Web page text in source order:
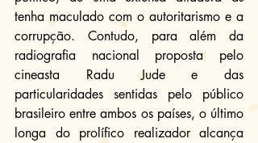
tenha maculado com o autoritarismo e a
corrupção. Contudo, para além da
radiografia nacional proposta pelo
cineasta Radu Jude e das
particularidades sentidas pelo público
brasileiro entre ambos os países, o último
longa do prolífico realizador alcança